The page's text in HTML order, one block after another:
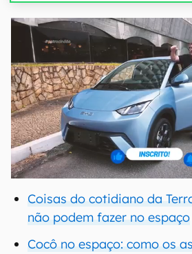
Coisas do cotidiano da
não podem fazer no espaço
Cocô no espaço: como os